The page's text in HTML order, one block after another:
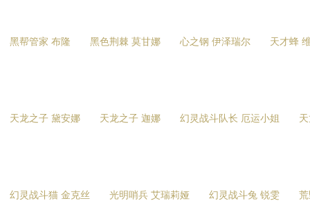
黑帮管家 布隆 黑色荆棘 莫甘娜 心之钢 伊泽瑞尔 天才蜂
天龙之子 黛安娜 天龙之子 迦娜 幻灵战斗队长 厄运小姐
幻灵战斗猫 金克丝 光明哨兵 艾瑞莉娅 幻灵战斗兔 锐雯